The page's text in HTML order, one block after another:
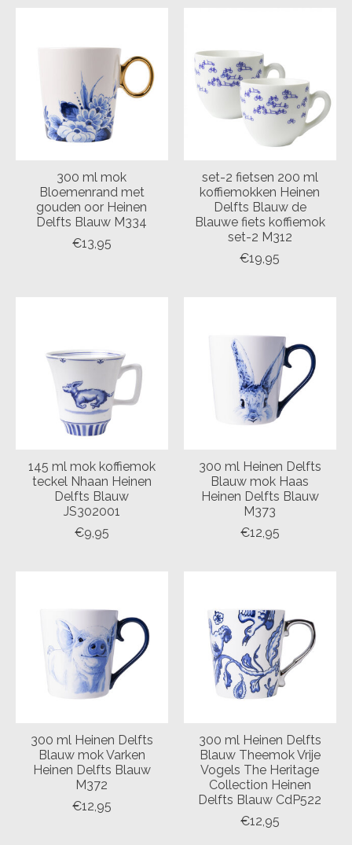
300 ml mok
Bloemenrand met
gouden oor Heinen
Delfts Blauw M334
€13,95
set-2 fietsen 200 ml
koffiemokken Heinen
Delfts Blauw de
Blauwe fiets koffiemok
set-2 M312
€19,95
145 ml mok koffiemok
teckel Nhaan Heinen
Delfts Blauw
JS302001
€9,95
300 ml Heinen Delfts
Blauw mok Haas
Heinen Delfts Blauw
M373
€12,95
300 ml Heinen Delfts
Blauw mok Varken
Heinen Delfts Blauw
M372
€12,95
300 ml Heinen Delfts
Blauw Theemok Vrije
Vogels The Heritage
Collection Heinen
Delfts Blauw CdP522
€12,95